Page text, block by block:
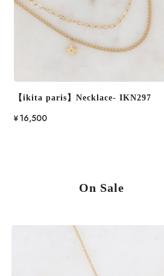
【ikita paris】Necklace- IKN297
¥16,500
On Sale